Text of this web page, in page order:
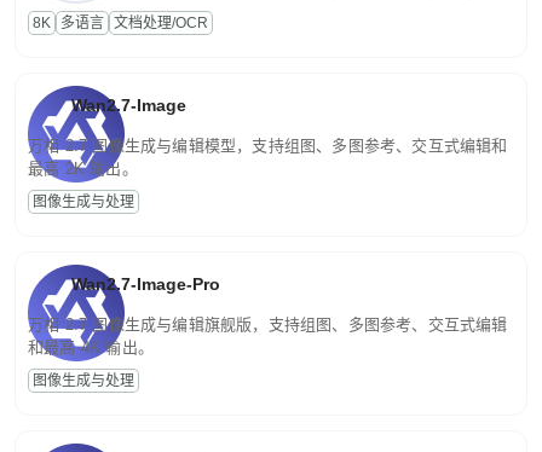
为便于存储、检索和二次处理的结构化结果。
8K 多语言 文档处理/OCR
Wan2.7-Image
万相 2.7 图像生成与编辑模型，支持组图、多图参考、交互式编辑和
最高 2K 输出。
图像生成与处理
Wan2.7-Image-Pro
万相 2.7 图像生成与编辑旗舰版，支持组图、多图参考、交互式编辑
和最高 4K 输出。
图像生成与处理